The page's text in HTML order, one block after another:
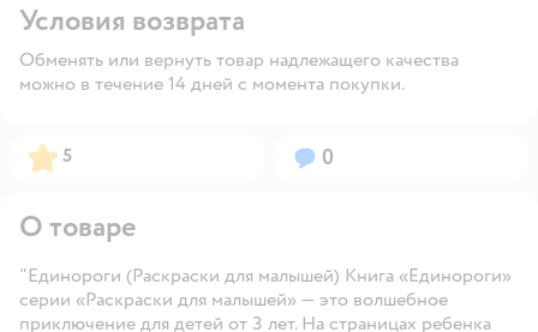
Условия возврата
Обменять или вернуть товар надлежащего качества
можно в течение 14 дней с момента покупки.
Рейтинг:
5 Вопросов:
0
О товаре
"Единороги (Раскраски для малышей) Книга «Единороги»
серии «Раскраски для малышей» — это волшебное
приключение для детей от 3 лет. На страницах ребенка